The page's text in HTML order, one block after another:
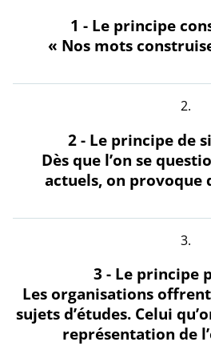
1 - Le principe
« Nos mots
2 - Le principe de
Dès que l’on se
actuels, on provoque
3 - Le principe
Les organisations
sujets d’études. Celui
représentation de